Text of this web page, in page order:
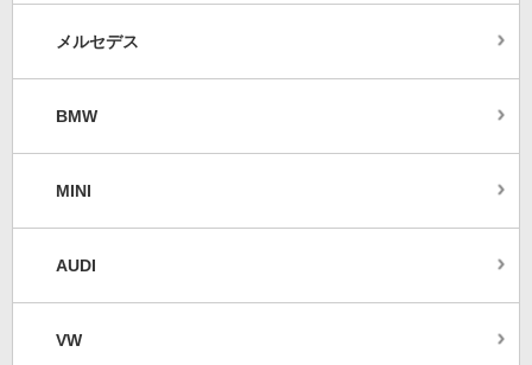
メルセデス
BMW
MINI
AUDI
VW